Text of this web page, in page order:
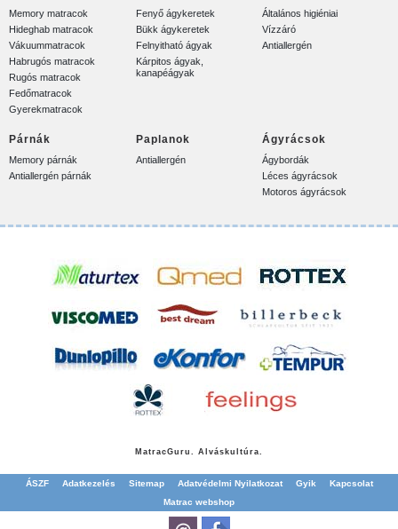
Memory matracok
Hideghab matracok
Vákuummatracok
Habrugós matracok
Rugós matracok
Fedőmatracok
Gyerekmatracok
Fenyő ágykeretek
Bükk ágykeretek
Felnyitható ágyak
Kárpitos ágyak,
kanapéágyak
Általános higiéniai
Vízzáró
Antiallergén
Párnák
Memory párnák
Antiallergén párnák
Paplanok
Antiallergén
Ágyrácsok
Ágybordák
Léces ágyrácsok
Motoros ágyrácsok
MatracGuru. Alváskultúra.
ÁSZF Adatkezelés Sitemap Adatvédelmi Nyilatkozat Gyik
Kapcsolat
Matrac webshop